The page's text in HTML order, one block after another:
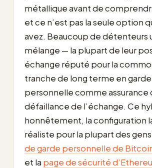
métallique avant de
et ce n’est pas la seule option
avez. Beaucoup de détenteurs
mélange — la plupart de leur
échange réputé pour la
tranche de long terme en garde
personnelle comme assurance
défaillance de l’échange. Ce
honnêtement, la configuration
réaliste pour la plupart des
de garde personnelle de
et la page de sécurité